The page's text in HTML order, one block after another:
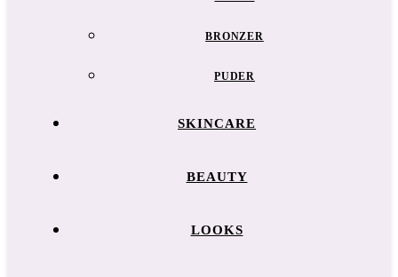
BRONZER
PUDER
SKINCARE
BEAUTY
LOOKS